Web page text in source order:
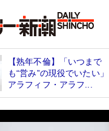
【熟年不倫】「いつまで
も“営み”の現役でいたい」
アラフィフ・​アラフ...